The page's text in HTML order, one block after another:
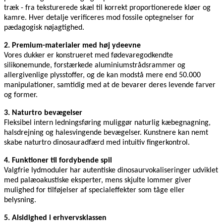
træk - fra teksturerede skæl til korrekt proportionerede kløer og
kamre. Hver detalje verificeres mod fossile optegnelser for
pædagogisk nøjagtighed.
2. Premium-materialer med høj ydeevne
Vores dukker er konstrueret med fødevaregodkendte
silikonemunde, forstærkede aluminiumstrådsrammer og
allergivenlige plysstoffer, og de kan modstå mere end 50.000
manipulationer, samtidig med at de bevarer deres levende farver
og former.
3. Naturtro bevægelser
Fleksibel intern ledningsføring muliggør naturlig kæbegnagning,
halsdrejning og halesvingende bevægelser. Kunstnere kan nemt
skabe naturtro dinosauradfærd med intuitiv fingerkontrol.
4. Funktioner til fordybende spil
Valgfrie lydmoduler har autentiske dinosaurvokaliseringer udviklet
med palæoakustiske eksperter, mens skjulte lommer giver
mulighed for tilføjelser af specialeffekter som tåge eller
belysning.
5. Alsidighed i erhvervsklassen